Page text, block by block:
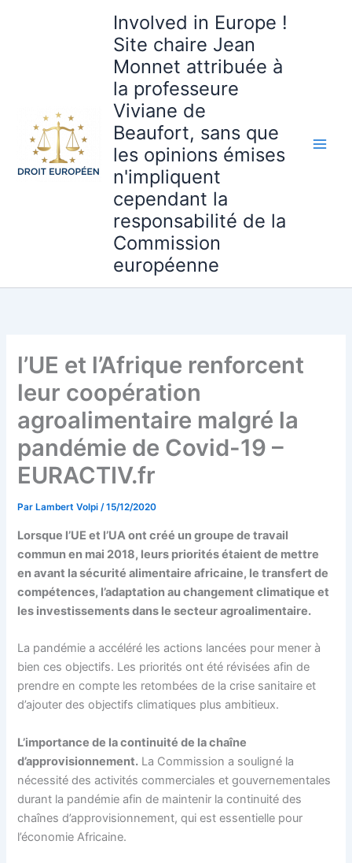
Involved in Europe !
Site chaire Jean
Monnet attribuée à
la professeure
Viviane de
Beaufort, sans que
les opinions émises
n'impliquent
cependant la
responsabilité de la
Commission
européenne
l’UE et l’Afrique renforcent
leur coopération
agroalimentaire malgré la
pandémie de Covid-19 –
EURACTIV.fr
Par Lambert Volpi/15/12/2020
Lorsque l’UE et l’UA ont créé un groupe de travail
commun en mai 2018, leurs priorités étaient de mettre
en avant la sécurité alimentaire africaine, le transfert de
compétences, l’adaptation au changement climatique et
les investissements dans le secteur agroalimentaire.
La pandémie a accéléré les actions lancées pour mener à
bien ces objectifs. Les priorités ont été révisées afin de
prendre en compte les retombées de la crise sanitaire et
d’ajouter des objectifs climatiques plus ambitieux.
L’importance de la continuité de la chaîne
d’approvisionnement. La Commission a souligné la
nécessité des activités commerciales et gouvernementales
durant la pandémie afin de maintenir la continuité des
chaînes d’approvisionnement, qui est essentielle pour
l’économie Africaine.